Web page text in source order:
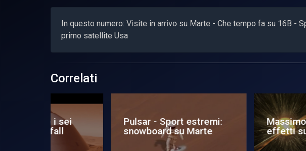
In questo numero: Visite in arrivo su Marte - Che tempo fa su 16B -
primo satellite Usa
Correlati
Pulsar - Alle Hawaii su
Marte
Pulsar - Luci su
pianeta illusionista